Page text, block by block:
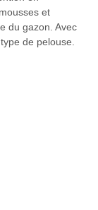
et
du gazon. Avec
de pelouse.